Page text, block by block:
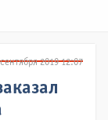
2019 12:07